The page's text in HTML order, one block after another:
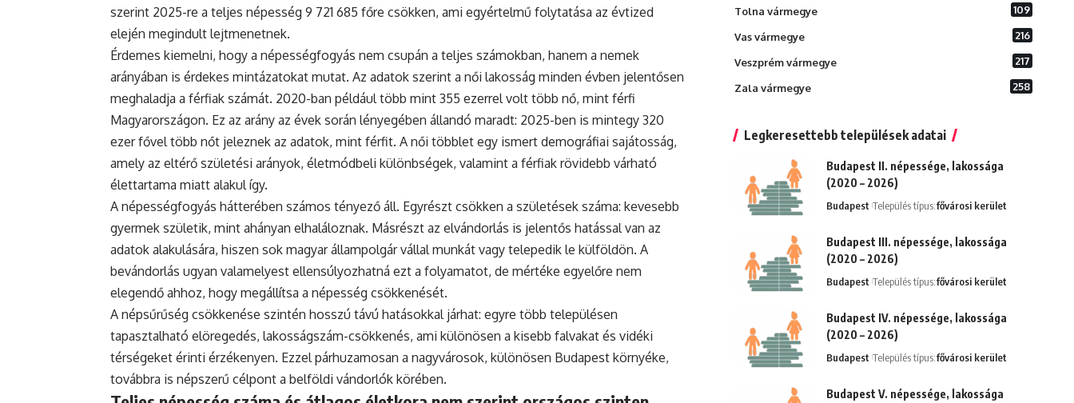
szerint 2025-re a teljes népesség 9 721 685 főre csökken, ami egyértelmű folytatása az évtized
elején megindult lejtmenetnek.
Érdemes kiemelni, hogy a népességfogyás nem csupán a teljes számokban, hanem a nemek
arányában is érdekes mintázatokat mutat. Az adatok szerint a női lakosság minden évben jelentősen
meghaladja a férfiak számát. 2020-ban például több mint 355 ezerrel volt több nő, mint férfi
Magyarországon. Ez az arány az évek során lényegében állandó maradt: 2025-ben is mintegy 320
ezer fővel több nőt jeleznek az adatok, mint férfit. A női többlet egy ismert demográfiai sajátosság,
amely az eltérő születési arányok, életmódbeli különbségek, valamint a férfiak rövidebb várható
élettartama miatt alakul így.
A népességfogyás hátterében számos tényező áll. Egyrészt csökken a születések száma: kevesebb
gyermek születik, mint ahányan elhaláloznak. Másrészt az elvándorlás is jelentős hatással van az
adatok alakulására, hiszen sok magyar állampolgár vállal munkát vagy telepedik le külföldön. A
bevándorlás ugyan valamelyest ellensúlyozhatná ezt a folyamatot, de mértéke egyelőre nem
elegendő ahhoz, hogy megállítsa a népesség csökkenését.
A népsűrűség csökkenése szintén hosszú távú hatásokkal járhat: egyre több településen
tapasztalható elöregedés, lakosságszám-csökkenés, ami különösen a kisebb falvakat és vidéki
térségeket érinti érzékenyen. Ezzel párhuzamosan a nagyvárosok, különösen Budapest környéke,
továbbra is népszerű célpont a belföldi vándorlók körében.
Tolna vármegye 109
Vas vármegye 216
Veszprém vármegye 217
Zala vármegye 258
Legkeresettebb települések adatai
Budapest II. népessége, lakossága
(2020 – 2026)
Budapest Település típus:fővárosi kerület
Budapest III. népessége, lakossága
(2020 – 2026)
Budapest Település típus:fővárosi kerület
Budapest IV. népessége, lakossága
(2020 – 2026)
Budapest Település típus:fővárosi kerület
Budapest V. népessége, lakossága